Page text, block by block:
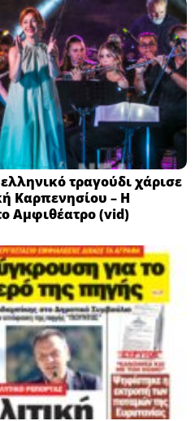
τραγούδι χάρισε
Καρπενησίου – Η
Αμφιθέατρο (vid)